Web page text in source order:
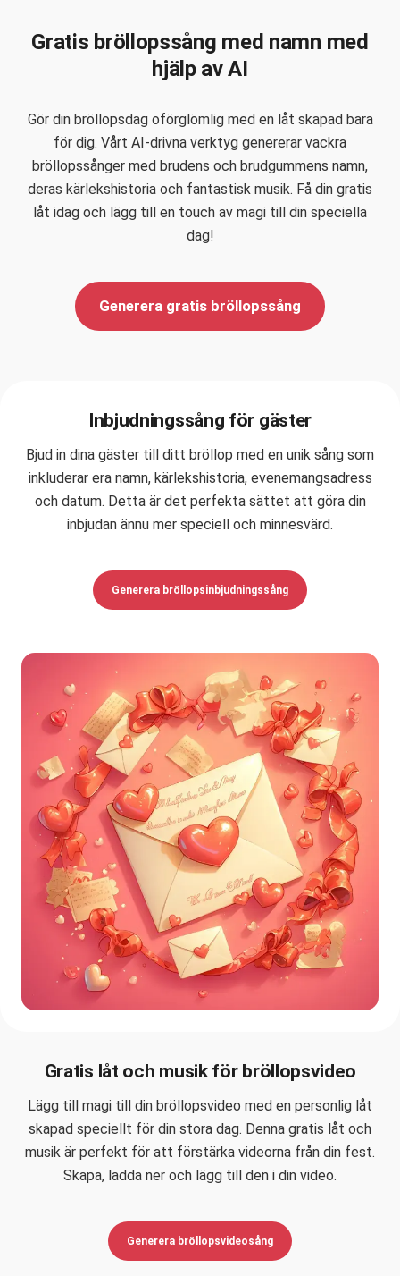
Gratis bröllopssång med namn med
hjälp av AI
Gör din bröllopsdag oförglömlig med en låt skapad bara
för dig. Vårt AI-drivna verktyg genererar vackra
bröllopssånger med brudens och brudgummens namn,
deras kärlekshistoria och fantastisk musik. Få din gratis
låt idag och lägg till en touch av magi till din speciella
dag!
Generera gratis bröllopssång
Inbjudningssång för gäster
Bjud in dina gäster till ditt bröllop med en unik sång som
inkluderar era namn, kärlekshistoria, evenemangsadress
och datum. Detta är det perfekta sättet att göra din
inbjudan ännu mer speciell och minnesvärd.
Generera bröllopsinbjudningssång
Gratis låt och musik för bröllopsvideo
Lägg till magi till din bröllopsvideo med en personlig låt
skapad speciellt för din stora dag. Denna gratis låt och
musik är perfekt för att förstärka videorna från din fest.
Skapa, ladda ner och lägg till den i din video.
Generera bröllopsvideosång